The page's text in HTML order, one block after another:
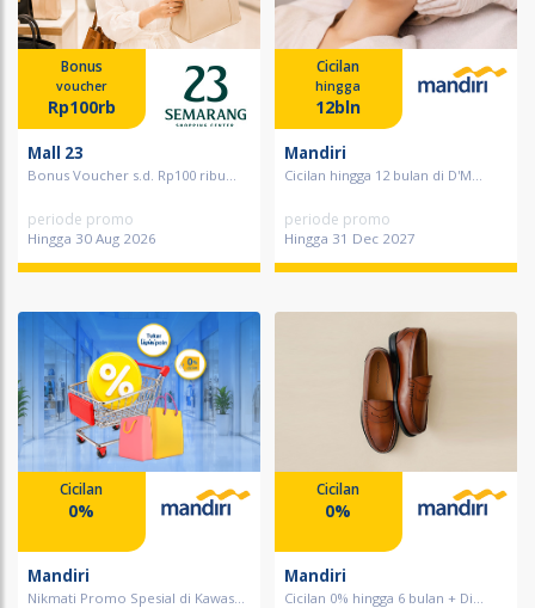
Bonus
voucher
Rp100rb
Mall 23
Bonus Voucher s.d. Rp100 ribu...
periode promo
Hingga 30 Aug 2026
Cicilan
hingga
12bln
Mandiri
Cicilan hingga 12 bulan di D'M...
periode promo
Hingga 31 Dec 2027
Cicilan
0%
Mandiri
Nikmati Promo Spesial di Kawas...
Cicilan
0%
Mandiri
Cicilan 0% hingga 6 bulan + Di...